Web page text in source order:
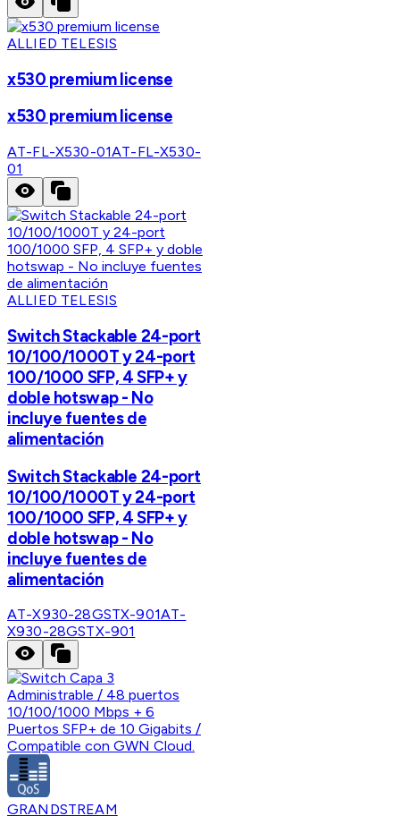
ALLIED TELESIS
x530 premium license
x530 premium license
AT-FL-X530-01AT-FL-X530-
01
ALLIED TELESIS
Switch Stackable 24-port
10/100/1000T y 24-port
100/1000 SFP, 4 SFP+ y
doble hotswap - No
incluye fuentes de
alimentación
Switch Stackable 24-port
10/100/1000T y 24-port
100/1000 SFP, 4 SFP+ y
doble hotswap - No
incluye fuentes de
alimentación
AT-X930-28GSTX-901AT-
X930-28GSTX-901
GRANDSTREAM